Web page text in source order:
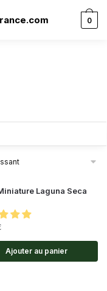
0
Laguna Seca
Ajouter au panier